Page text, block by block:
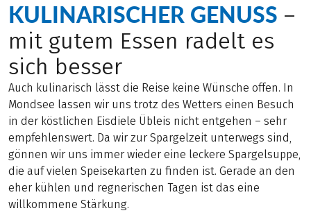
KULINARISCHER GENUSS –
mit gutem Essen radelt es
sich besser
Auch kulinarisch lässt die Reise keine Wünsche offen. In
Mondsee lassen wir uns trotz des Wetters einen Besuch
in der köstlichen Eisdiele Übleis nicht entgehen – sehr
empfehlenswert. Da wir zur Spargelzeit unterwegs sind,
gönnen wir uns immer wieder eine leckere Spargelsuppe,
die auf vielen Speisekarten zu finden ist. Gerade an den
eher kühlen und regnerischen Tagen ist das eine
willkommene Stärkung.